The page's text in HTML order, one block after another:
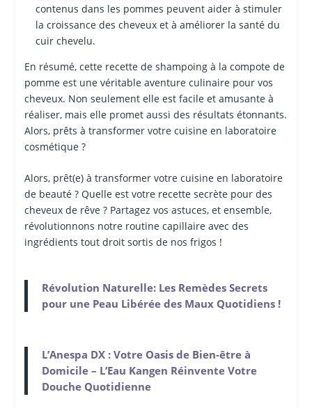
contenus dans les pommes peuvent aider à stimuler
la croissance des cheveux et à améliorer la santé du
cuir chevelu.
En résumé, cette recette de shampoing à la compote de
pomme est une véritable aventure culinaire pour vos
cheveux. Non seulement elle est facile et amusante à
réaliser, mais elle promet aussi des résultats étonnants.
Alors, prêts à transformer votre cuisine en laboratoire
cosmétique ?
Alors, prêt(e) à transformer votre cuisine en laboratoire
de beauté ? Quelle est votre recette secrète pour des
cheveux de rêve ? Partagez vos astuces, et ensemble,
révolutionnons notre routine capillaire avec des
ingrédients tout droit sortis de nos frigos !
Révolution Naturelle: Les Remèdes Secrets
pour une Peau Libérée des Maux Quotidiens !
L’Anespa DX : Votre Oasis de Bien-être à
Domicile – L’Eau Kangen Réinvente Votre
Douche Quotidienne